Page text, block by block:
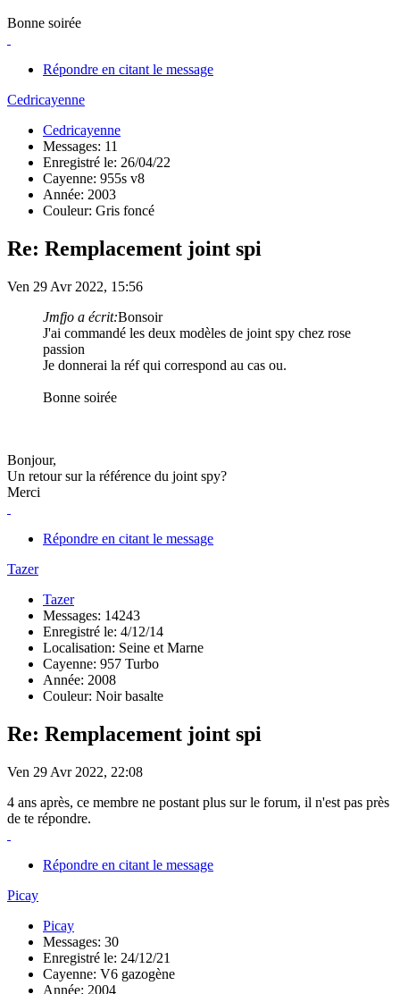
Bonne soirée
Répondre en citant le message
Cedricayenne
Cedricayenne
Messages: 11
Enregistré le: 26/04/22
Cayenne: 955s v8
Année: 2003
Couleur: Gris foncé
Re: Remplacement joint spi
Ven 29 Avr 2022, 15:56
Jmfjo a écrit:Bonsoir
J'ai commandé les deux modèles de joint spy chez rose
passion
Je donnerai la réf qui correspond au cas ou.
Bonne soirée
Bonjour,
Un retour sur la référence du joint spy?
Merci
Répondre en citant le message
Tazer
Tazer
Messages: 14243
Enregistré le: 4/12/14
Localisation: Seine et Marne
Cayenne: 957 Turbo
Année: 2008
Couleur: Noir basalte
Re: Remplacement joint spi
Ven 29 Avr 2022, 22:08
4 ans après, ce membre ne postant plus sur le forum, il n'est pas près
de te répondre.
Répondre en citant le message
Picay
Picay
Messages: 30
Enregistré le: 24/12/21
Cayenne: V6 gazogène
Année: 2004